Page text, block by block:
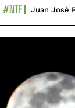
#NTF Juan José